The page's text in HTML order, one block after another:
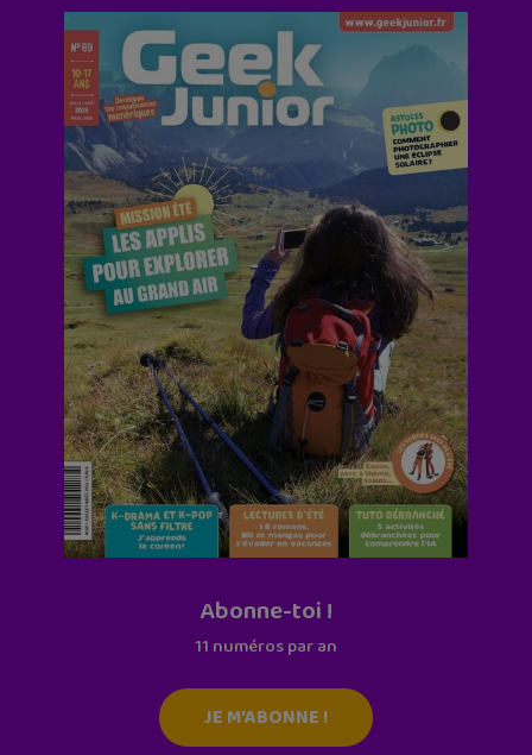
Abonne-toi !
11 numéros par an
JE M'ABONNE !